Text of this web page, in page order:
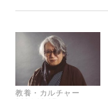
教養・カルチャー